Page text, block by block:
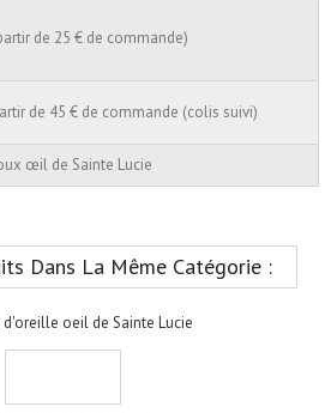
de 25 € de commande)
de 45 € de commande (colis suivi)
œil de Sainte Lucie
Dans La Même Catégorie :